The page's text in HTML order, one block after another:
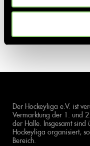
Der Hockeyliga e.V. ist
Vermarktung der 1. und
der Halle. Insgesamt
Hockeyliga organisiert,
Bereich.